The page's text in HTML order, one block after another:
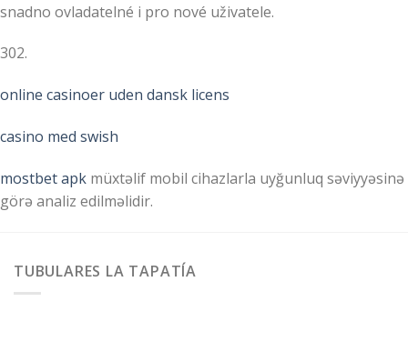
snadno ovladatelné i pro nové uživatele.
302.
online casinoer uden dansk licens
casino med swish
mostbet apk müxtəlif mobil cihazlarla uyğunluq səviyyəsinə
görə analiz edilməlidir.
TUBULARES LA TAPATÍA